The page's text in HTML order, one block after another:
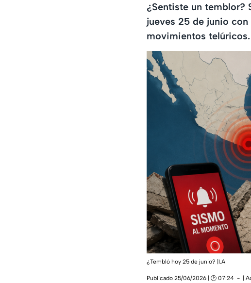
¿Sentiste un temblor?
jueves 25 de junio
movimientos telúricos.
¿Tembló hoy 25 de junio? |I.A
Publicado 25/06/2026 | 🕑 07:24 |